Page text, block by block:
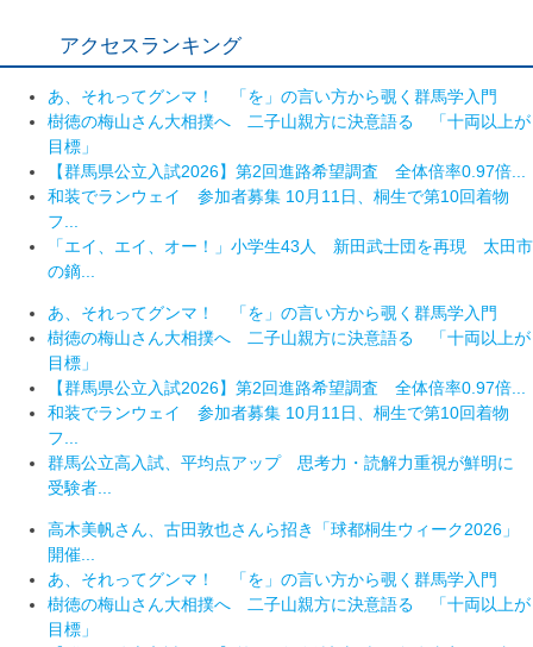
アクセスランキング
あ、それってグンマ！ 「を」の言い方から覗く群馬学入門
樹徳の梅山さん大相撲へ 二子山親方に決意語る 「十両以上が
目標」
【群馬県公立入試2026】第2回進路希望調査 全体倍率0.97倍...
和装でランウェイ 参加者募集 10月11日、桐生で第10回着物
フ...
「エイ、エイ、オー！」小学生43人 新田武士団を再現 太田市
の鏑...
あ、それってグンマ！ 「を」の言い方から覗く群馬学入門
樹徳の梅山さん大相撲へ 二子山親方に決意語る 「十両以上が
目標」
【群馬県公立入試2026】第2回進路希望調査 全体倍率0.97倍...
和装でランウェイ 参加者募集 10月11日、桐生で第10回着物
フ...
群馬公立高入試、平均点アップ 思考力・読解力重視が鮮明に
受験者...
高木美帆さん、古田敦也さんら招き「球都桐生ウィーク2026」
開催...
あ、それってグンマ！ 「を」の言い方から覗く群馬学入門
樹徳の梅山さん大相撲へ 二子山親方に決意語る 「十両以上が
目標」